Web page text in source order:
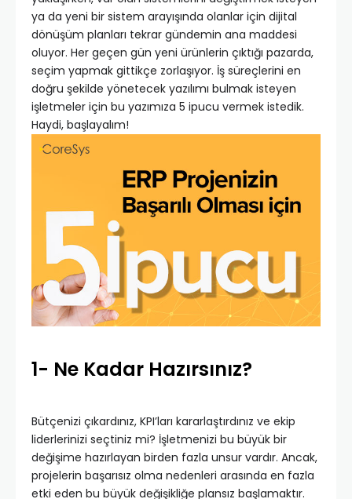
ya da yeni bir sistem arayışında olanlar için dijital
dönüşüm planları tekrar gündemin ana maddesi
oluyor. Her geçen gün yeni ürünlerin çıktığı pazarda,
seçim yapmak gittikçe zorlaşıyor. İş süreçlerini en
doğru şekilde yönetecek yazılımı bulmak isteyen
işletmeler için bu yazımıza 5 ipucu vermek istedik.
Haydi, başlayalım!
1- Ne Kadar Hazırsınız?
Bütçenizi çıkardınız, KPI’ları kararlaştırdınız ve ekip
liderlerinizi seçtiniz mi? İşletmenizi bu büyük bir
değişime hazırlayan birden fazla unsur vardır. Ancak,
projelerin başarısız olma nedenleri arasında en fazla
etki eden bu büyük değişikliğe plansız başlamaktır.